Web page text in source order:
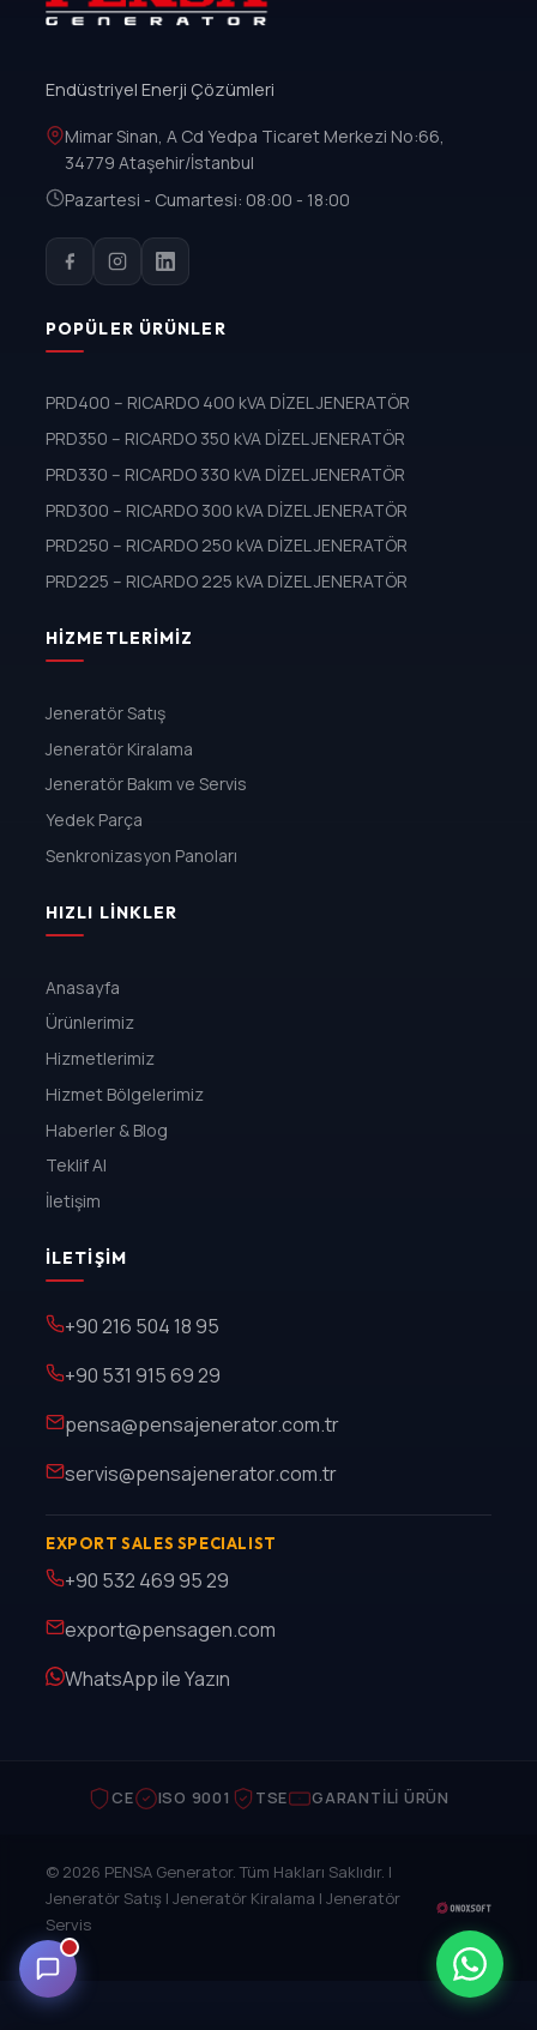
Endüstriyel Enerji Çözümleri
Mimar Sinan, A Cd Yedpa Ticaret Merkezi No:66,
34779 Ataşehir/İstanbul
Pazartesi - Cumartesi: 08:00 - 18:00
POPÜLER ÜRÜNLER
PRD400 – RICARDO 400 kVA DİZEL JENERATÖR
PRD350 – RICARDO 350 kVA DİZEL JENERATÖR
PRD330 – RICARDO 330 kVA DİZEL JENERATÖR
PRD300 – RICARDO 300 kVA DİZEL JENERATÖR
PRD250 – RICARDO 250 kVA DİZEL JENERATÖR
PRD225 – RICARDO 225 kVA DİZEL JENERATÖR
HIZMETLERIMIZ
Jeneratör Satış
Jeneratör Kiralama
Jeneratör Bakım ve Servis
Yedek Parça
Senkronizasyon Panoları
HIZLI LINKLER
Anasayfa
Ürünlerimiz
Hizmetlerimiz
Hizmet Bölgelerimiz
Haberler & Blog
Teklif Al
İletişim
İLETIŞIM
+90 216 504 18 95
+90 531 915 69 29
pensa@pensajenerator.com.tr
servis@pensajenerator.com.tr
EXPORT SALES SPECIALIST
+90 532 469 95 29
export@pensagen.com
WhatsApp ile Yazın
CE ISO 9001 TSE GARANTILI ÜRÜN
© 2026 PENSA Generator. Tüm Hakları Saklıdır. |
Jeneratör Satış | Jeneratör Kiralama | Jeneratör
Servis